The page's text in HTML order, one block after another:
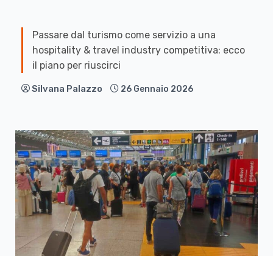
Passare dal turismo come servizio a una
hospitality & travel industry competitiva: ecco
il piano per riuscirci
Silvana Palazzo 26 Gennaio 2026